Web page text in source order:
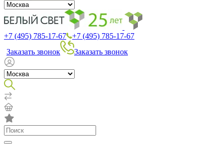
+7 (495) 785-17-67
+7 (495) 785-17-67
Заказать звонок
Заказать звонок